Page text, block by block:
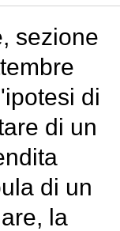
sezione
di
di un
di un
la